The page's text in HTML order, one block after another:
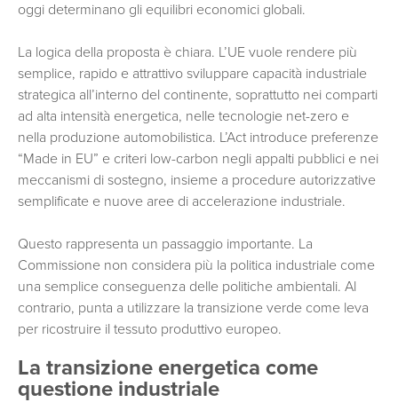
oggi determinano gli equilibri economici globali.
La logica della proposta è chiara. L’UE vuole rendere più
semplice, rapido e attrattivo sviluppare capacità industriale
strategica all’interno del continente, soprattutto nei comparti
ad alta intensità energetica, nelle tecnologie net-zero e
nella produzione automobilistica. L’Act introduce preferenze
“Made in EU” e criteri low-carbon negli appalti pubblici e nei
meccanismi di sostegno, insieme a procedure autorizzative
semplificate e nuove aree di accelerazione industriale.
Questo rappresenta un passaggio importante. La
Commissione non considera più la politica industriale come
una semplice conseguenza delle politiche ambientali. Al
contrario, punta a utilizzare la transizione verde come leva
per ricostruire il tessuto produttivo europeo.
La transizione energetica come
questione industriale